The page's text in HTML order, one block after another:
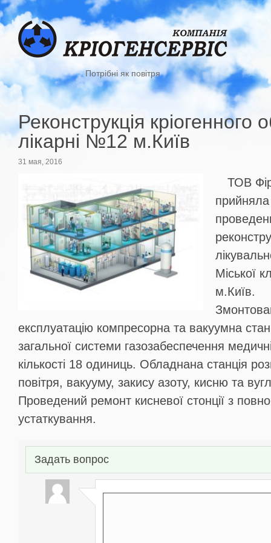
Потрібні як повітря
Реконструкція кріогенного
лікарні №12 м.Київ
31 мая, 2016
ТОВ
прийняла
Міської
м.Київ.
експлуатацію компресорна та вакуумна
загальної системи газозабеспечення
кількості 18 одиниць. Обладнана станція
повітря, вакууму, закису азоту, кисню та
Проведений ремонт кисневої стонції з
устаткування.
Задать вопрос